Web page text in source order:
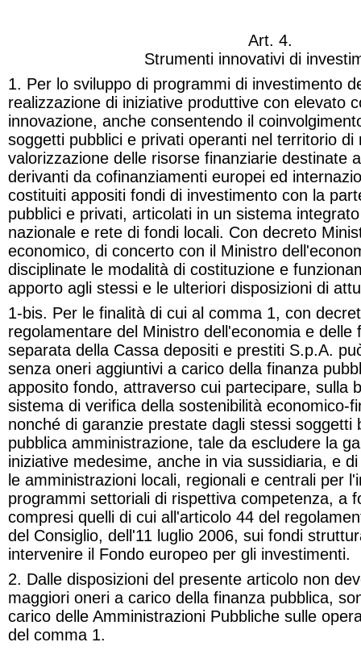
Art. 4.
Strumenti innovativi di
1. Per lo sviluppo di programmi di investimento
realizzazione di iniziative produttive con elevato
innovazione, anche consentendo il
soggetti pubblici e privati operanti nel territorio
valorizzazionedelle risorse finanziarie destinate
derivanti da cofinanziamenti europei ed
costituiti appositi fondi di investimento con la
pubblici e privati, articolati in un sistema
nazionale e rete di fondi locali. Con decreto
economico, di concerto con il Ministro
disciplinate le modalità di costituzione e
apporto agli stessi e le ulteriori disposizioni di
1-bis. Per le finalità di cui al comma 1, con
regolamentare del Ministro dell'economia e delle
separata della Cassa depositi e prestiti S.p.A.
senza oneri aggiuntivi a carico della finanza
apposito fondo, attraverso cui partecipare, sulla
sistema di verifica della sostenibilità economico-
nonché di garanzie prestate dagli stessi soggetti
pubblica amministrazione, tale da escludere la
iniziative medesime, anche in via sussidiaria, e
le amministrazioni locali, regionali e centrali per
programmi settoriali di rispettiva competenza, a
compresi quelli di cui all'articolo 44 del
del Consiglio, dell'11 luglio 2006, sui fondi
intervenire il Fondo europeo per gli investimenti.
2. Dalle disposizioni del presente articolo non
maggiori oneri a carico della finanza pubblica,
carico delle Amministrazioni Pubbliche sulle
del comma 1.